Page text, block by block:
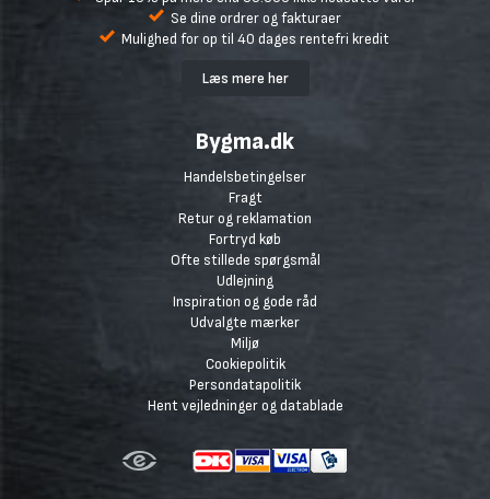
Se dine ordrer og fakturaer
Mulighed for op til 40 dages rentefri kredit
Læs mere her
Bygma.dk
Handelsbetingelser
Fragt
Retur og reklamation
Fortryd køb
Ofte stillede spørgsmål
Udlejning
Inspiration og gode råd
Udvalgte mærker
Miljø
Cookiepolitik
Persondatapolitik
Hent vejledninger og datablade